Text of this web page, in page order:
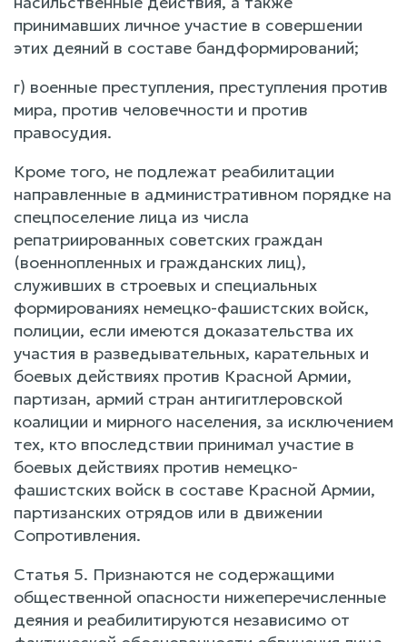
принимавших личное участие в совершении
этих деяний в составе бандформирований;
г) военные преступления, преступления против
мира, против человечности и против
правосудия.
Кроме того, не подлежат реабилитации
направленные в административном порядке на
спецпоселение лица из числа
репатриированных советских граждан
(военнопленных и гражданских лиц),
служивших в строевых и специальных
формированиях немецко-фашистских войск,
полиции, если имеются доказательства их
участия в разведывательных, карательных и
боевых действиях против Красной Армии,
партизан, армий стран антигитлеровской
коалиции и мирного населения, за исключением
тех, кто впоследствии принимал участие в
боевых действиях против немецко-
фашистских войск в составе Красной Армии,
партизанских отрядов или в движении
Сопротивления.
Статья 5. Признаются не содержащими
общественной опасности нижеперечисленные
деяния и реабилитируются независимо от